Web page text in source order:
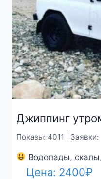
Джиппинг
Показы: 4011 | Заявки:
Водопады,
Цена: 2400₽